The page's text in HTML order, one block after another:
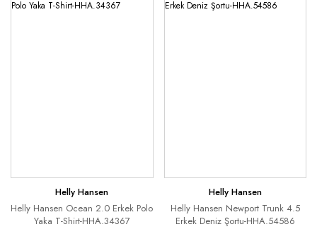
Helly Hansen
Helly Hansen Ocean 2.0 Erkek Polo
Yaka T-Shirt-HHA.34367
Helly Hansen
Helly Hansen Newport Trunk 4.5
Erkek Deniz Şortu-HHA.54586